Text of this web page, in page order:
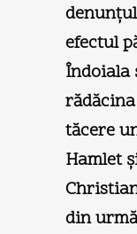
efectul
Îndoiala
tăcere
Hamlet
din